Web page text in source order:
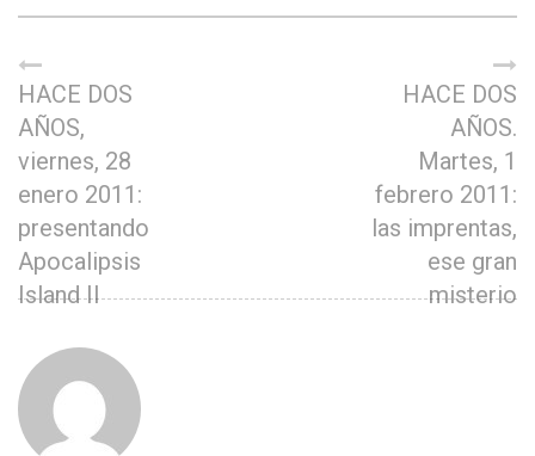
HACE DOS
AÑOS,
viernes, 28
enero 2011:
presentando
Apocalipsis
Island II
HACE DOS
AÑOS.
Martes, 1
febrero 2011:
las imprentas,
ese gran
misterio